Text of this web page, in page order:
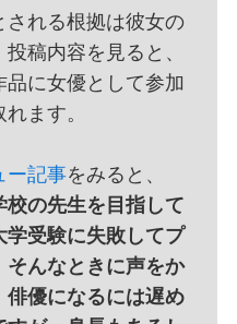
される根拠は彼女の
稿内容を見ると、
品に女優として参加
ます。
ー記事をみると、
校の先生を目指して
学受験に失敗してプ
そんなときに声をか
俳優になるには遅め